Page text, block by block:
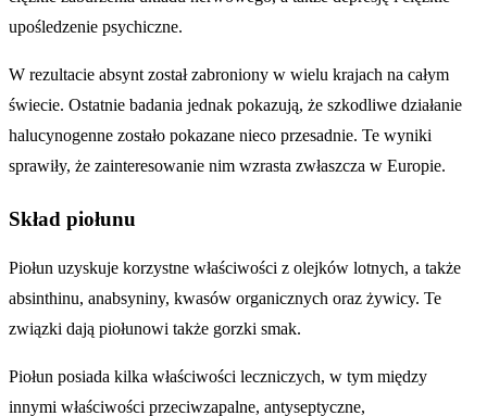
upośledzenie psychiczne.
W rezultacie absynt został zabroniony w wielu krajach na całym
świecie. Ostatnie badania jednak pokazują, że szkodliwe działanie
halucynogenne zostało pokazane nieco przesadnie. Te wyniki
sprawiły, że zainteresowanie nim wzrasta zwłaszcza w Europie.
Skład piołunu
Piołun uzyskuje korzystne właściwości z olejków lotnych, a także
absinthinu, anabsyniny, kwasów organicznych oraz żywicy. Te
związki dają piołunowi także gorzki smak.
Piołun posiada kilka właściwości leczniczych, w tym między
innymi właściwości przeciwzapalne, antyseptyczne,